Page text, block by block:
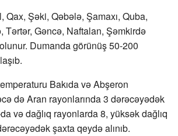
Qax, Şəki, Qəbələ, Şamaxı, Quba,
Tərtər, Gəncə, Naftalan, Şəmkirdə
Dumanda görünüş 50-200
Bakıda və Abşeron
də Aran rayonlarında 3 dərəcəyədək
və dağlıq rayonlarda 8, yüksək dağlıq
şaxta qeydə alınıb.